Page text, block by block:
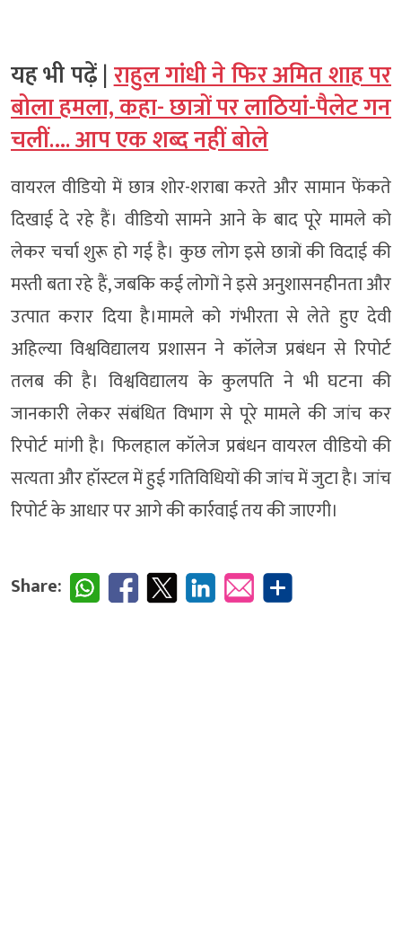
यह भी पढ़ें |राहुल गांधी ने फिर अमित शाह पर
बोला हमला, कहा- छात्रों पर लाठियां-पैलेट गन
चलीं…. आप एक शब्द नहीं बोले
वायरल वीडियो में छात्र शोर-शराबा करते और सामान फेंकते
दिखाई दे रहे हैं। वीडियो सामने आने के बाद पूरे मामले को
लेकर चर्चा शुरू हो गई है। कुछ लोग इसे छात्रों की विदाई की
मस्ती बता रहे हैं, जबकि कई लोगों ने इसे अनुशासनहीनता और
उत्पात करार दिया है।मामले को गंभीरता से लेते हुए देवी
अहिल्या विश्वविद्यालय प्रशासन ने कॉलेज प्रबंधन से रिपोर्ट
तलब की है। विश्वविद्यालय के कुलपति ने भी घटना की
जानकारी लेकर संबंधित विभाग से पूरे मामले की जांच कर
रिपोर्ट मांगी है। फिलहाल कॉलेज प्रबंधन वायरल वीडियो की
सत्यता और हॉस्टल में हुई गतिविधियों की जांच में जुटा है। जांच
रिपोर्ट के आधार पर आगे की कार्रवाई तय की जाएगी।
Share: